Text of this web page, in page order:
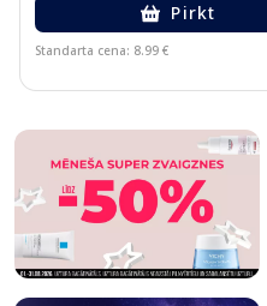
Pirkt
Standarta cena: 8.99 €